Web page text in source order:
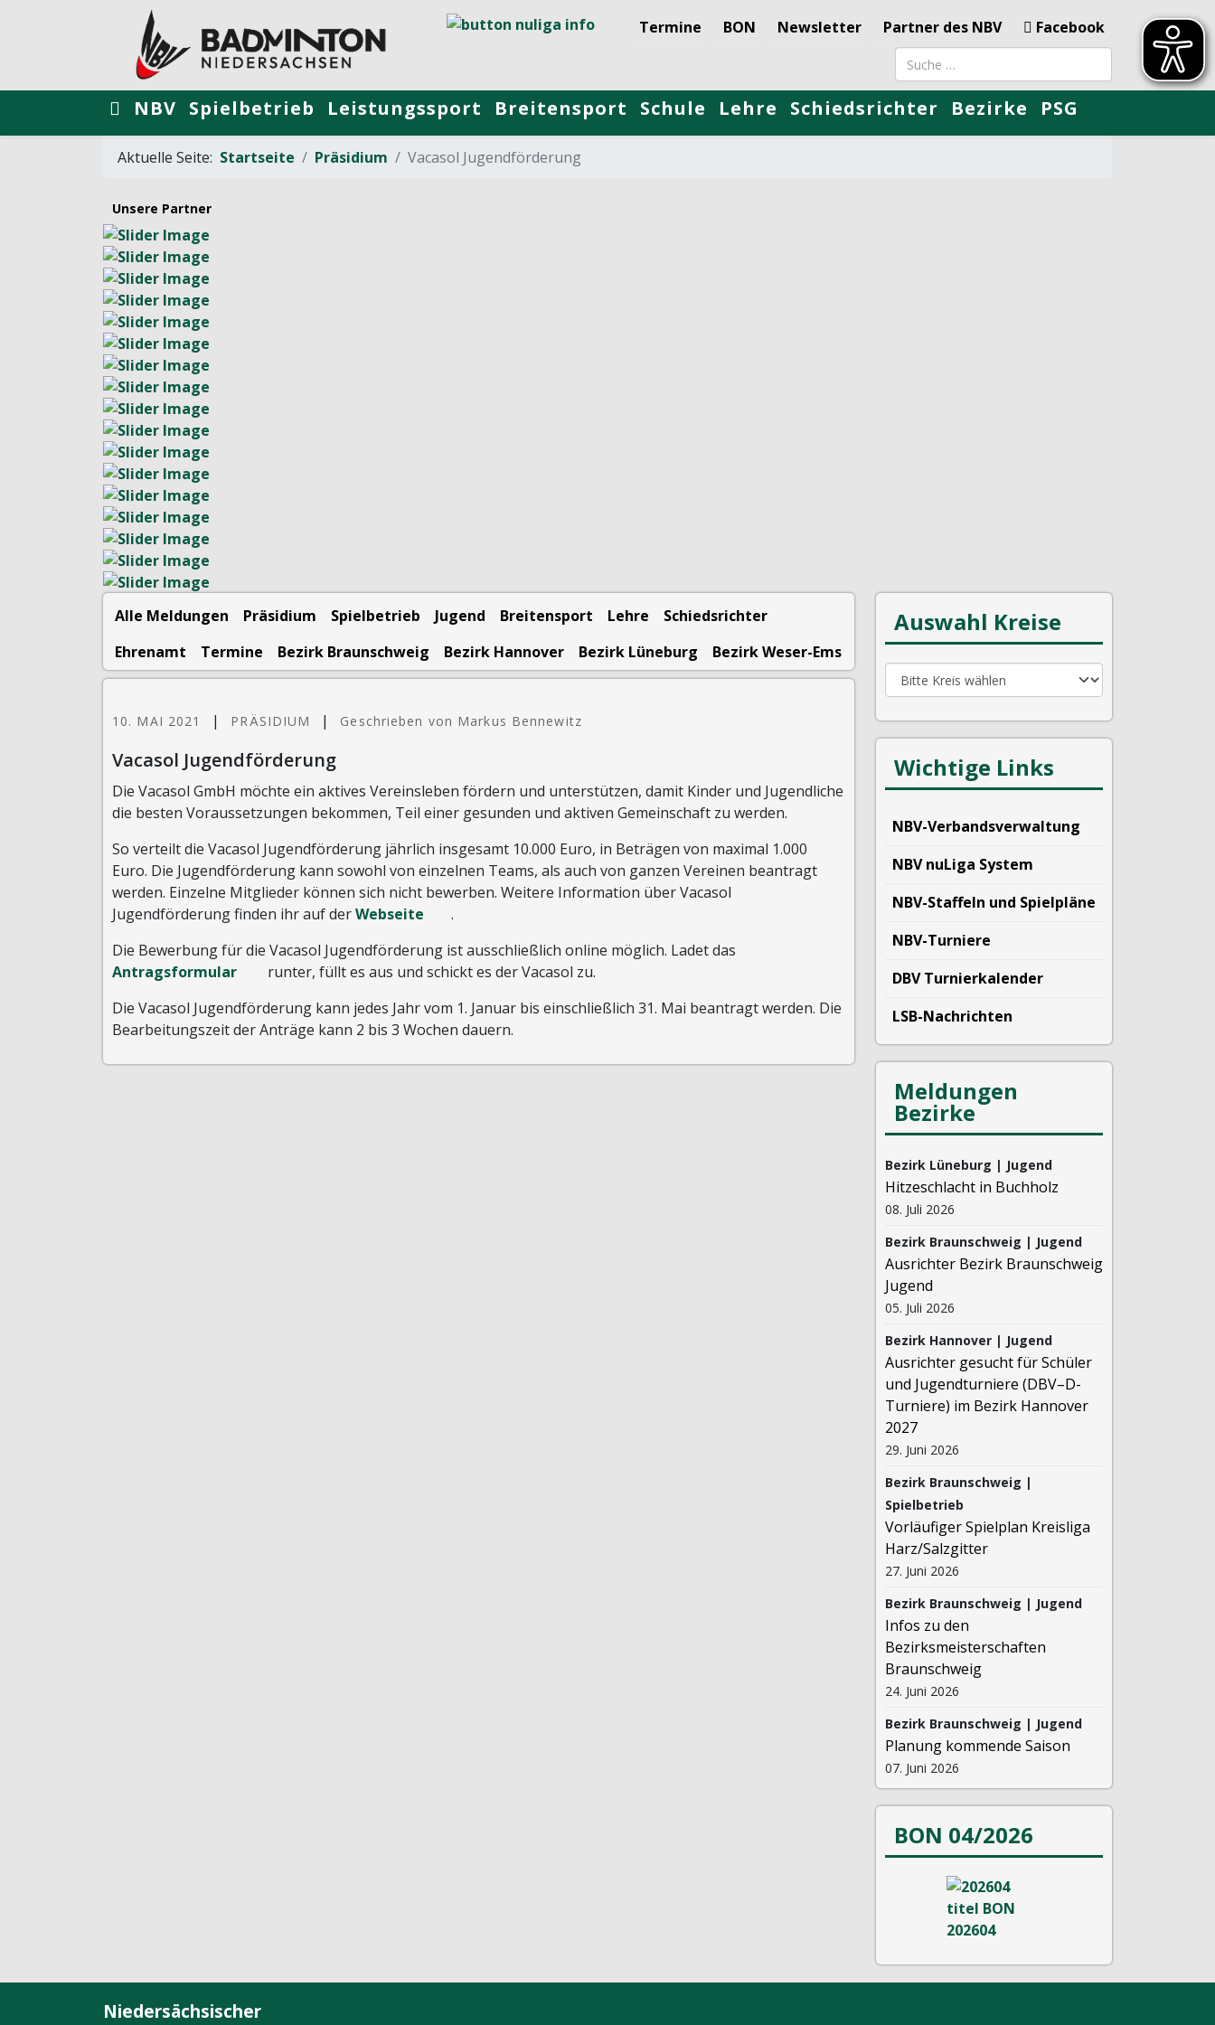
Termine BON Newsletter Partner des NBV
Facebook
Suchbegriff
NBV Spielbetrieb Leistungssport Breitensport Schule Lehre Schiedsrichter Bezirke PSG
Aktuelle Seite: Startseite Präsidium Vacasol Jugendförderung
Unsere Partner
Alle Meldungen Präsidium Spielbetrieb Jugend Breitensport Lehre
Schiedsrichter
Ehrenamt
Termine Bezirk Braunschweig Bezirk Hannover Bezirk Lüneburg Bezirk Weser-Ems
10. MAI 2021 | PRÄSIDIUM | Geschrieben von Markus Bennewitz
Vacasol Jugendförderung
Die Vacasol GmbH möchte ein aktives Vereinsleben fördern und unterstützen, damit Kinder und Jugendliche
die besten Voraussetzungen bekommen, Teil einer gesunden und aktiven Gemeinschaft zu werden.
So verteilt die Vacasol Jugendförderung jährlich insgesamt 10.000 Euro, in Beträgen von maximal 1.000
Euro. Die Jugendförderung kann sowohl von einzelnen Teams, als auch von ganzen Vereinen beantragt
werden. Einzelne Mitglieder können sich nicht bewerben. Weitere Information über Vacasol
Jugendförderung finden ihr auf derWebseite
.
Die Bewerbung für die Vacasol Jugendförderung ist ausschließlich online möglich. Ladet das
Antragsformular
runter, füllt es aus und schickt es der Vacasol zu.
Die Vacasol Jugendförderung kann jedes Jahr vom 1. Januar bis einschließlich 31. Mai beantragt werden. Die
Bearbeitungszeit der Anträge kann 2 bis 3 Wochen dauern.
Auswahl Kreise
Wichtige Links
NBV-Verbandsverwaltung
NBV nuLiga System
NBV-Staffeln und Spielpläne
NBV-Turniere
DBV Turnierkalender
LSB-Nachrichten
Meldungen
Bezirke
Bezirk Lüneburg | Jugend
Hitzeschlacht in Buchholz
08. Juli 2026
Bezirk Braunschweig | Jugend
Ausrichter Bezirk Braunschweig
Jugend
05. Juli 2026
Bezirk Hannover | Jugend
Ausrichter gesucht für Schüler
und Jugendturniere (DBV–D-
Turniere) im Bezirk Hannover
2027
29. Juni 2026
Bezirk Braunschweig |
Spielbetrieb
Vorläufiger Spielplan Kreisliga
Harz/Salzgitter
27. Juni 2026
Bezirk Braunschweig | Jugend
Infos zu den
Bezirksmeisterschaften
Braunschweig
24. Juni 2026
Bezirk Braunschweig | Jugend
Planung kommende Saison
07. Juni 2026
BON 04/2026
Niedersächsischer